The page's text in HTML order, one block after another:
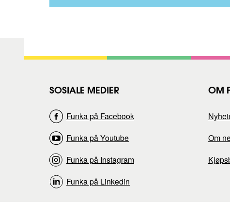
t
SOSIALE MEDIER
Funka på Facebook
Funka på Youtube
Funka på Instagram
Funka på Linkedin
OM
Om